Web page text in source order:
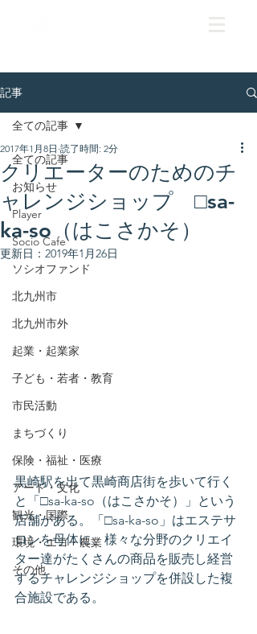
記事
全ての記事
お知らせ
Player
Socio Cafe
ソシオファンド
北九州市
北九州市外
起業・起業家
子ども・若者・教育
市民活動
まちづくり
保険・福祉・医療
アート・文化
観光・国際
環境・エコ・農業
その他
全ての記事
クリエーターのためのチ
ャレンジショップ □sa-
ka-so（はこさかそ）
2017年1月8日 読了時間: 2分
更新日： 2019年1月26日
黒崎駅を出て黒崎商店街を歩いて行く
と「□sa-ka-so（はこさかそ）」という
店舗がある。「□sa-ka-so」はエステサ
ロンを母体に、様々な分野のクリエイ
ター達がたくさんの商品を販売し経営
するチャレンジショップを併設した複
合施設である。